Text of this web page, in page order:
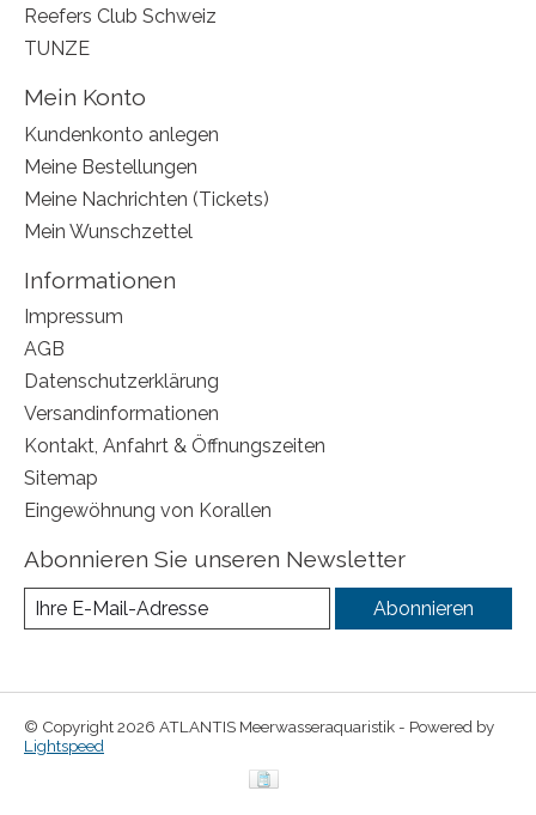
Reefers Club Schweiz
TUNZE
Mein Konto
Kundenkonto anlegen
Meine Bestellungen
Meine Nachrichten (Tickets)
Mein Wunschzettel
Informationen
Impressum
AGB
Datenschutzerklärung
Versandinformationen
Kontakt, Anfahrt & Öffnungszeiten
Sitemap
Eingewöhnung von Korallen
Abonnieren Sie unseren Newsletter
Abonnieren
© Copyright 2026 ATLANTIS Meerwasseraquaristik - Powered by
Lightspeed